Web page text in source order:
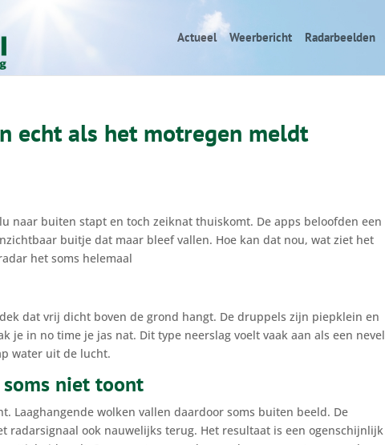
Actueel Weerbericht Radarbeelden
echt als het motregen meldt
naar buiten stapt en toch zeiknat thuiskomt. De apps beloofden een
buitje dat maar bleef vallen. Hoe kan dat nou, wat ziet het
het soms helemaal
dat vrij dicht boven de grond hangt. De druppels zijn piepklein en
je in no time je jas nat. Dit type neerslag voelt vaak aan als een nevel
water uit de lucht.
niet toont
Laaghangende wolken vallen daardoor soms buiten beeld. De
radarsignaal ook nauwelijks terug. Het resultaat is een ogenschijnlijk